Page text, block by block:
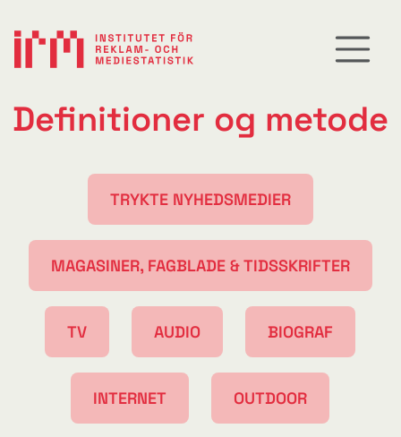
Definitioner og metode
TRYKTE NYHEDSMEDIER
MAGASINER, FAGBLADE & TIDSSKRIFTER
TV AUDIO BIOGRAF
INTERNET OUTDOOR